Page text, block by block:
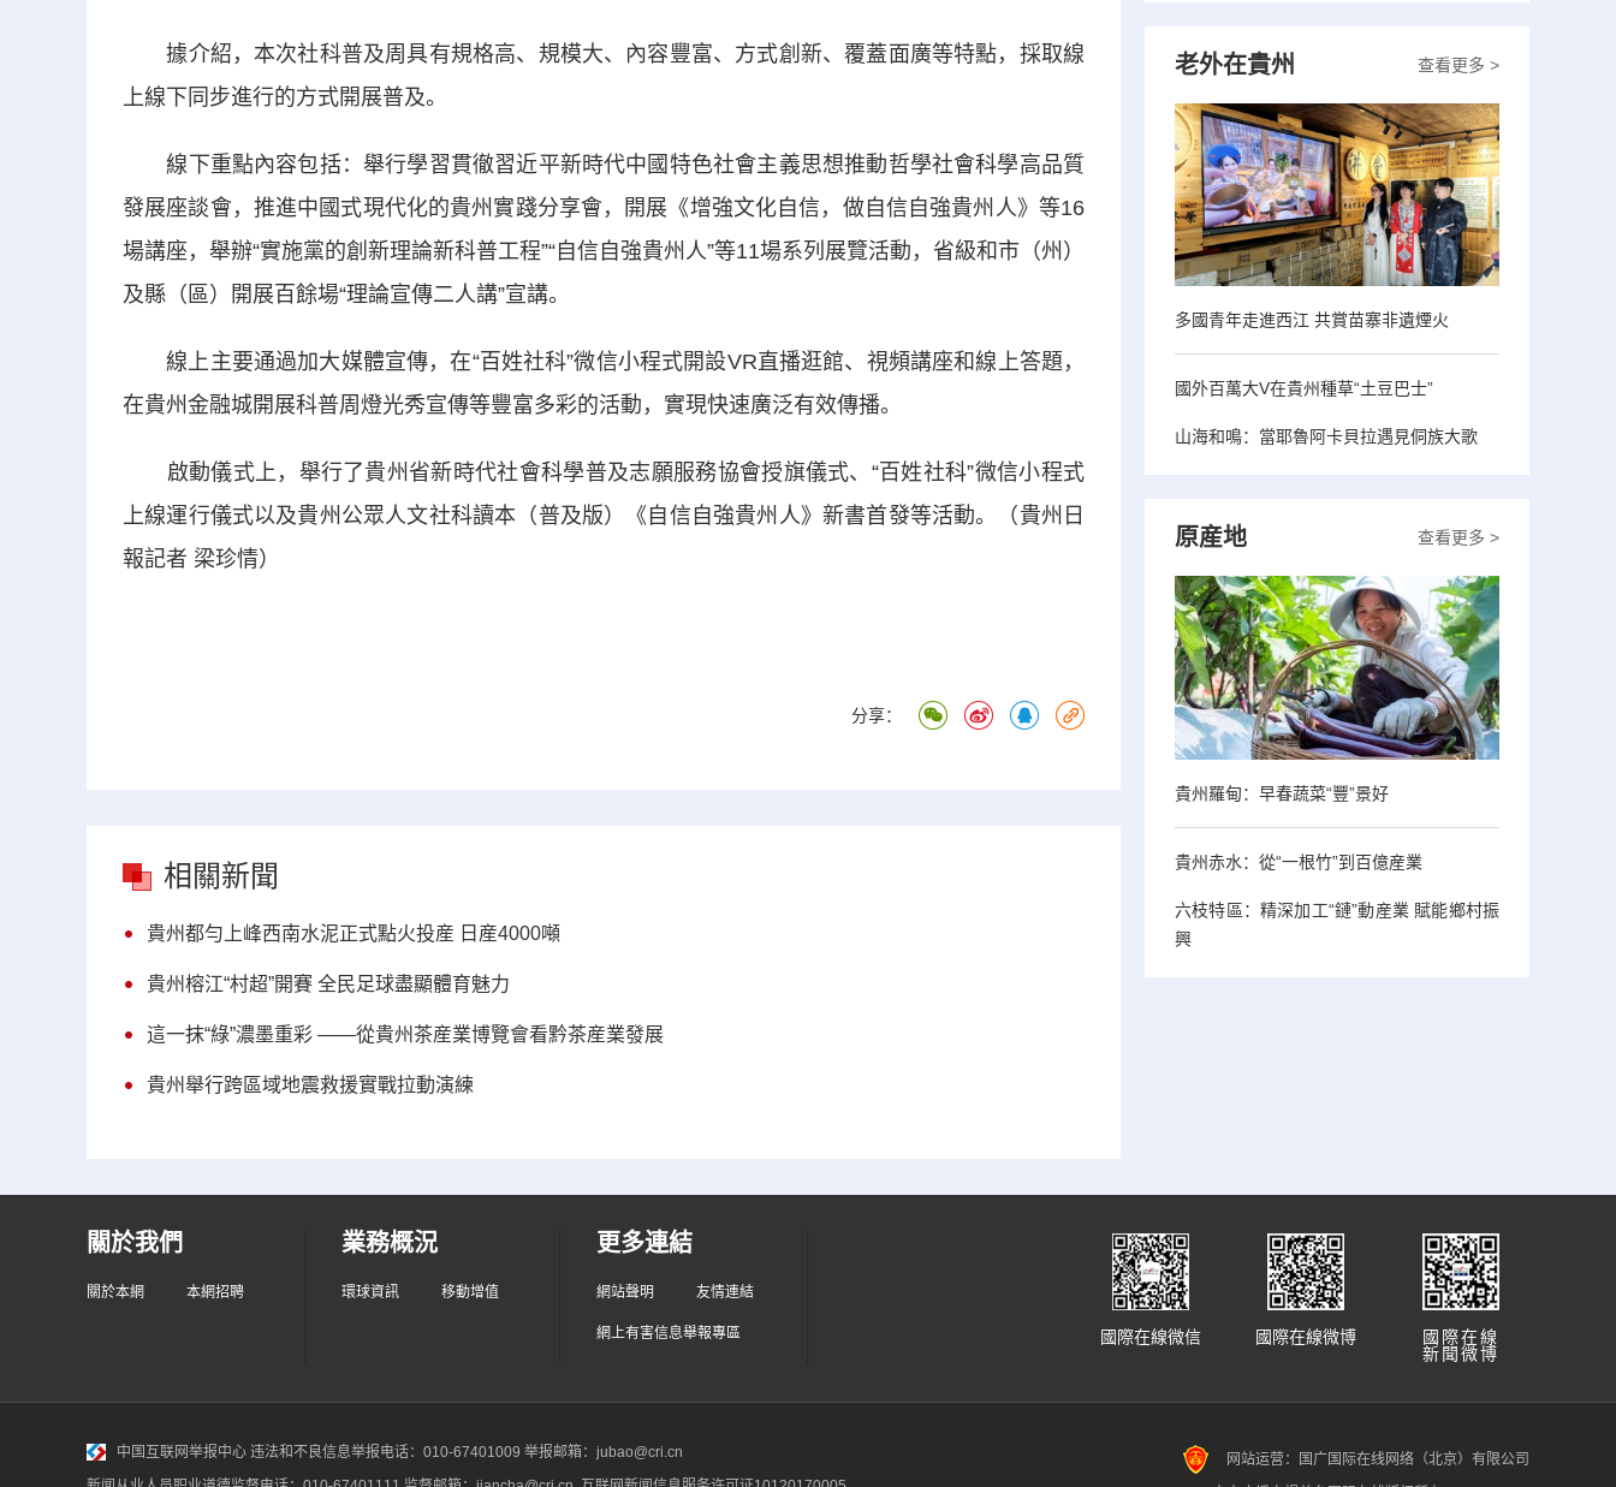
據介紹，本次社科普及周具有規格高、規模大、內容豐富、方式創新、覆蓋面廣等特點，採取線
上線下同步進行的方式開展普及。
線下重點內容包括：舉行學習貫徹習近平新時代中國特色社會主義思想推動哲學社會科學高品質
發展座談會，推進中國式現代化的貴州實踐分享會，開展《增強文化自信，做自信自強貴州人》等16
場講座，舉辦“實施黨的創新理論新科普工程”“自信自強貴州人”等11場系列展覽活動，省級和市（州）
及縣（區）開展百餘場“理論宣傳二人講”宣講。
線上主要通過加大媒體宣傳，在“百姓社科”微信小程式開設VR直播逛館、視頻講座和線上答題，
在貴州金融城開展科普周燈光秀宣傳等豐富多彩的活動，實現快速廣泛有效傳播。
啟動儀式上，舉行了貴州省新時代社會科學普及志願服務協會授旗儀式、“百姓社科”微信小程式
上線運行儀式以及貴州公眾人文社科讀本（普及版）《自信自強貴州人》新書首發等活動。（貴州日
報記者 梁珍情）
分享：
相關新聞
貴州都勻上峰西南水泥正式點火投産 日産4000噸
貴州榕江“村超”開賽 全民足球盡顯體育魅力
這一抹“綠”濃墨重彩 ——從貴州茶産業博覽會看黔茶産業發展
貴州舉行跨區域地震救援實戰拉動演練
查看更多 >
老外在貴州
多國青年走進西江 共賞苗寨非遺煙火
國外百萬大V在貴州種草“土豆巴士”
山海和鳴：當耶魯阿卡貝拉遇見侗族大歌
查看更多 >
原産地
貴州羅甸：早春蔬菜“豐”景好
貴州赤水：從“一根竹”到百億産業
六枝特區：精深加工“鏈”動産業 賦能鄉村振
興
關於我們
關於本網 本網招聘
業務概況
環球資訊 移動增值
更多連結
網站聲明 友情連結
網上有害信息舉報專區
國際在線
新聞微博
國際在線微博
國際在線微信
中国互联网举报中心 违法和不良信息举报电话：010-67401009 举报邮箱：jubao@cri.cn
网站运营：国广国际在线网络（北京）有限公司